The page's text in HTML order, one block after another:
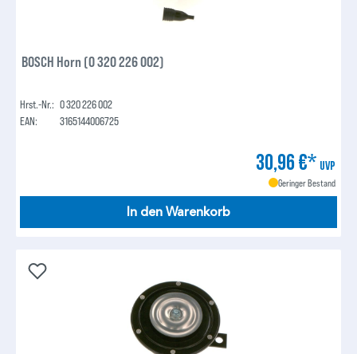
BOSCH Horn (0 320 226 002)
Hrst.-Nr.: 0 320 226 002
EAN:
3165144006725
30,96 €* UVP
Geringer Bestand
In den Warenkorb